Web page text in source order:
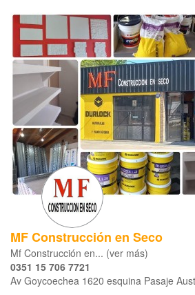
MF Construcción en Seco
Mf Construcción en... (ver más)
0351 15 706 7721
Av Goycoechea 1620 esquina Pasaje